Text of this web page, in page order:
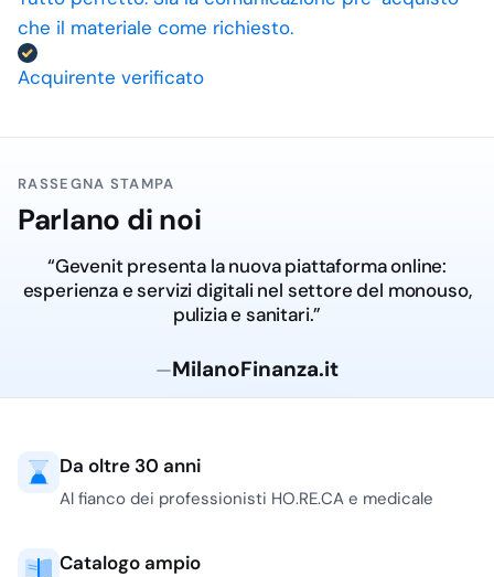
che il materiale come richiesto.
Acquirente verificato
RASSEGNA STAMPA
Parlano di noi
“Gevenit presenta la nuova piattaforma online:
esperienza e servizi digitali nel settore del monouso,
pulizia e sanitari.”
—MilanoFinanza.it
Da oltre 30 anni
Al fianco dei professionisti HO.RE.CA e medicale
Catalogo ampio